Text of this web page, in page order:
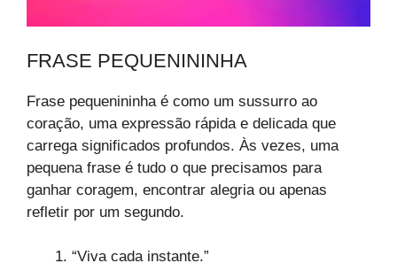
FRASE PEQUENININHA
Frase pequenininha é como um sussurro ao
coração, uma expressão rápida e delicada que
carrega significados profundos. Às vezes, uma
pequena frase é tudo o que precisamos para
ganhar coragem, encontrar alegria ou apenas
refletir por um segundo.
“Viva cada instante.”